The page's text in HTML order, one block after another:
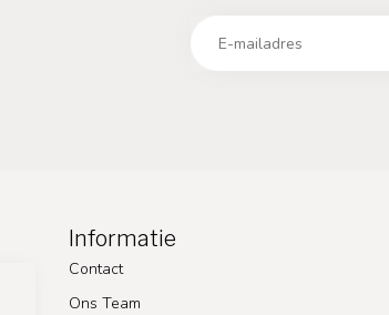
Informatie
Contact
Ons Team